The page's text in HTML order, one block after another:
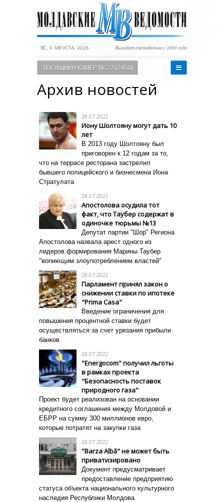
ВС, 9 АВГУСТА, 2026 Выходит еженедельно с 2000 года
ТЕКУЩИЙ НОМЕР № 27 (2450)
Архив новостей
28.07.2022
Иону Шолтояну могут дать 10
лет
В 2013 году Шолтояну был
приговорен к 12 годам за то,
что на террасе ресторана застрелил
бывшего полицейского и бизнесмена Иона
Стратулата
28.07.2022
Апостолова осудила тот
факт, что Таубер содержат в
одиночке тюрьмы №13
Депутат партии "Шор" Региона
Апостолова назвала арест одного из
лидеров формирования Марины Таубер
"вопиющим злоупотреблением властей"
28.07.2022
Парламент принял закон о
снижении ставки по ипотеке
"Prima Casa"
Введение ограничения для
повышения процентной ставки будет
осуществляться за счет урезания прибыли
банков
28.07.2022
"Energocom" получил льготы
в рамках проекта
"Безопасность поставок
природного газа"
Проект будет реализован на основании
кредитного соглашения между Молдовой и
ЕБРР на сумму 300 миллионов евро,
которые потратят на закупки газа
28.07.2022
"Barza Albă" не может быть
приватизировано
Документ предусматривает
предоставление предприятию
статуса объекта национального культурного
наследия Республики Молдова